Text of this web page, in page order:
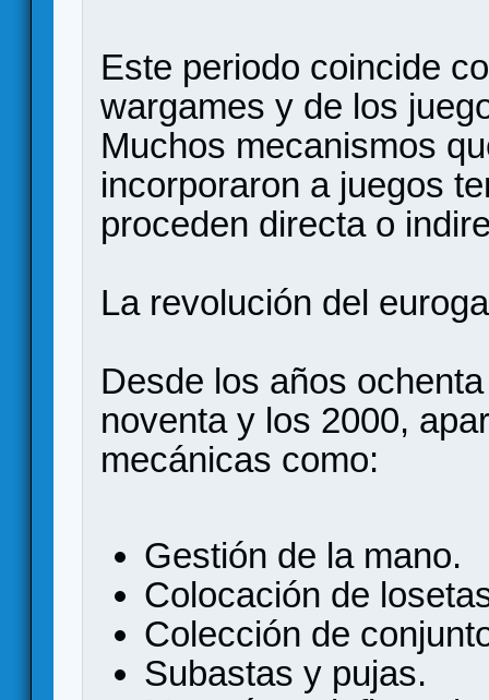
Este periodo coincide
wargames y de los
Muchos mecanismos
incorporaron a juegos
proceden directa o
La revolución del
Desde los años
noventa y los 2000,
mecánicas como:
Gestión de la mano.
Colocación de
Colección de
Subastas y pujas.